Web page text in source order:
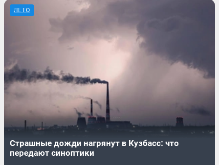
ЛЕТО
Страшные дожди нагрянут в Кузбасс: что
передают синоптики